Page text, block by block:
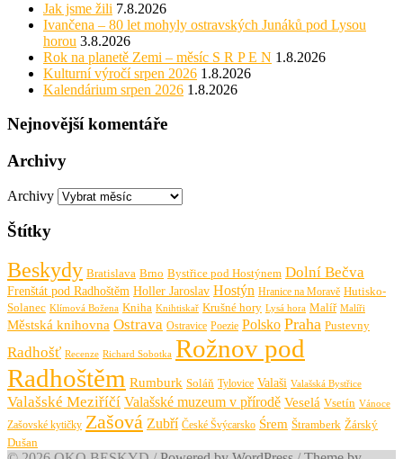
Jak jsme žili 7.8.2026
Ivančena – 80 let mohyly ostravských Junáků pod Lysou
horou 3.8.2026
Rok na planetě Zemi – měsíc S R P E N 1.8.2026
Kulturní výročí srpen 2026 1.8.2026
Kalendárium srpen 2026 1.8.2026
Nejnovější komentáře
Archivy
Archivy
Štítky
Beskydy Bratislava Brno Bystřice pod Hostýnem Dolní Bečva
Frenštát pod Radhoštěm Holler Jaroslav Hostýn Hranice na Moravě Hutisko-
Solanec Klímová Božena Kniha Knihtiskař Krušné hory Lysá hora Malíř Malíři
Městská knihovna Ostrava Ostravice Poezie Polsko Praha Pustevny
Radhošť Recenze Richard Sobotka Rožnov pod
Radhoštěm Rumburk Soláň Tylovice Valaši Valašská Bystřice
Valašské Meziříčí Valašské muzeum v přírodě Veselá Vsetín Vánoce
Zašovské kytičky Zašová Zubří České Švýcarsko Śrem Štramberk Žárský
Dušan